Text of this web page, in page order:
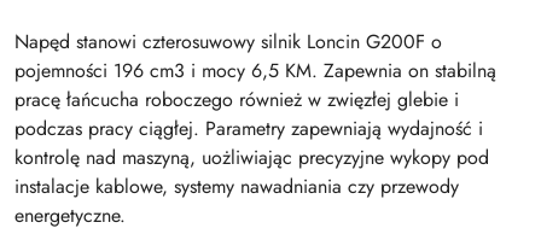
Napęd stanowi czterosuwowy silnik Loncin G200F o
pojemności 196 cm3 i mocy 6,5 KM. Zapewnia on stabilną
pracę łańcucha roboczego również w zwięzłej glebie i
podczas pracy ciągłej. Parametry zapewniają wydajność i
kontrolę nad maszyną, uożliwiając precyzyjne wykopy pod
instalacje kablowe, systemy nawadniania czy przewody
energetyczne.